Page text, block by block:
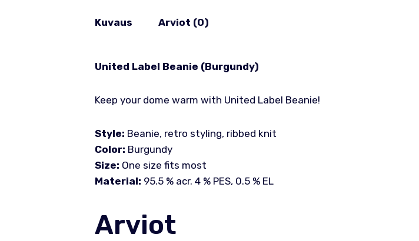
Kuvaus Arviot (0)
United Label Beanie (Burgundy)
Keep your dome warm with United Label Beanie!
Style: Beanie, retro styling, ribbed knit
Color: Burgundy
Size: One size fits most
Material: 95.5 % acr. 4 % PES, 0.5 % EL
Arviot